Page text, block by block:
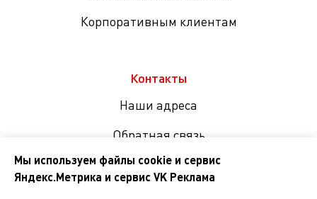
Корпоративным клиентам
Контакты
Наши адреса
Обратная связь
Мы используем файлы cookie и сервис
Яндекс.Метрика и сервис VK Реклама